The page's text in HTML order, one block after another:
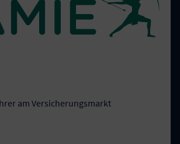
am Versicherungsmarkt